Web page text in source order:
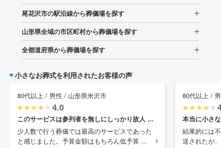
尾花沢市の駅沿線から葬儀場を探す
山形県全域の市区町村から葬儀場を探す
全都道府県から葬儀場を探す
小さなお葬式を利用されたお客様の声
80代以上 / 男性 / 山形県米沢市
4.0
このサービスは参列者を無しにしっかり故人 ...
少人数で行う葬儀では最高のサービスであった
と感じました。予算金額はもちろん低予算 ...
80代以上 /
本当に小さ
結果的には
送されたが